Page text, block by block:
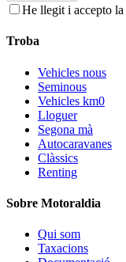
He llegit i accepto la
Troba
Vehicles nous
Seminous
Vehicles km0
Lloguer
Segona mà
Autocaravanes
Clàssics
Renting
Sobre Motoraldia
Qui som
Taxacions